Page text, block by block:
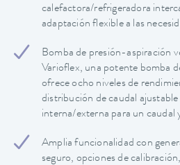
calefactora/refrigeradora
adaptación flexible a las
Bomba de presión-aspiración
Varioflex, una potente bomba
ofrece ocho niveles de
distribución de caudal
interna/externa para un caudal
Amplia funcionalidad con
seguro, opciones de